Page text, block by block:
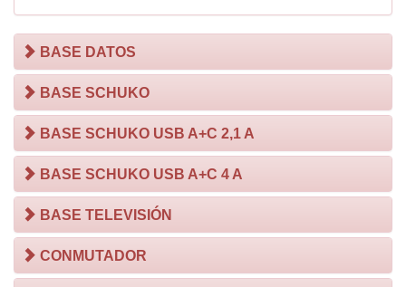
BASE DATOS
BASE SCHUKO
BASE SCHUKO USB A+C 2,1 A
BASE SCHUKO USB A+C 4 A
BASE TELEVISIÓN
CONMUTADOR